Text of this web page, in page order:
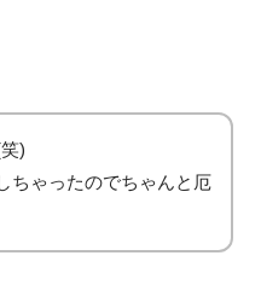
)
ちゃったのでちゃんと厄